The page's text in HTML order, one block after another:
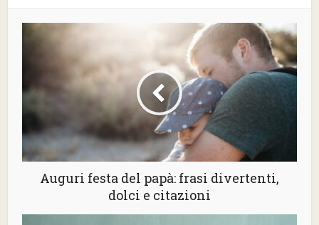
Auguri festa del papà: frasi divertenti,
dolci e citazioni